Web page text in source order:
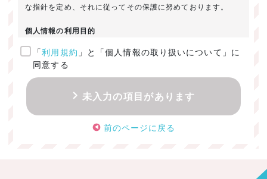
な指針を定め、それに従ってその保護に努めております。
個人情報の利用目的
ご提供いただきました個人情報は、以下のためにのみ利用い
たします。
・お問い合わせに対する回答及び資料送付のご連絡
・当社のお客様向けサービスの提供
・本人確認
・サービスの開発・改善のための分析
「利用規約 」と「個人情報の取り扱いについて」に
同意する
未入力の項目があります
前のページに戻る